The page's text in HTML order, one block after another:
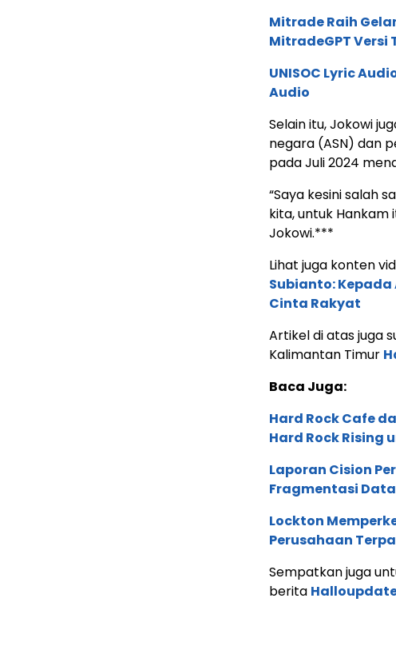
Mitrade Raih
MitradeGPT Versi
UNISOC Lyric
Audio
Selain itu, Jokowi
negara (ASN) dan
pada Juli 2024
“Saya kesini salah
kita, untuk Hankam
Jokowi.***
Lihat juga konten
Subianto:
Cinta Rakyat
Artikel di atas juga
Kalimantan Timur
Baca Juga:
Hard Rock Cafe
Hard Rock Rising
Laporan Cision
Fragmentasi
Lockton
Perusahaan
Sempatkan juga
berita